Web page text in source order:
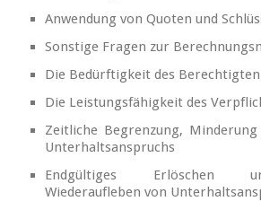
Anwendung von Quoten und
Sonstige Fragen zur
Die Bedürftigkeit des Berechtigten
Die Leistungsfähigkeit des
Zeitliche Begrenzung, Minderung
Unterhaltsanspruchs
Endgültiges Erlöschen
Wiederaufleben von